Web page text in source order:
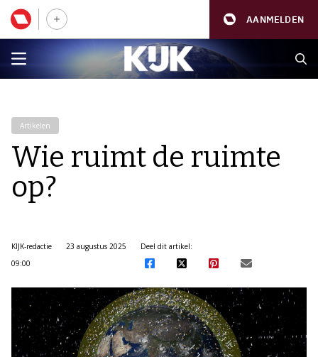
AANMELDEN
Artikelen
Wie ruimt de ruimte
op?
KIJK-redactie
23 augustus 2025
09:00
Deel dit artikel: